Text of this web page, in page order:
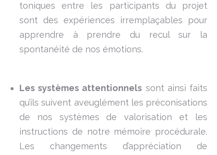
toniques entre les participants du projet
sont des expériences irremplaçables pour
apprendre à prendre du recul sur la
spontanéité de nos émotions.
Les systèmes attentionnels sont ainsi faits
qu’ils suivent aveuglément les préconisations
de nos systèmes de valorisation et les
instructions de notre mémoire procédurale.
Les changements d’appréciation de